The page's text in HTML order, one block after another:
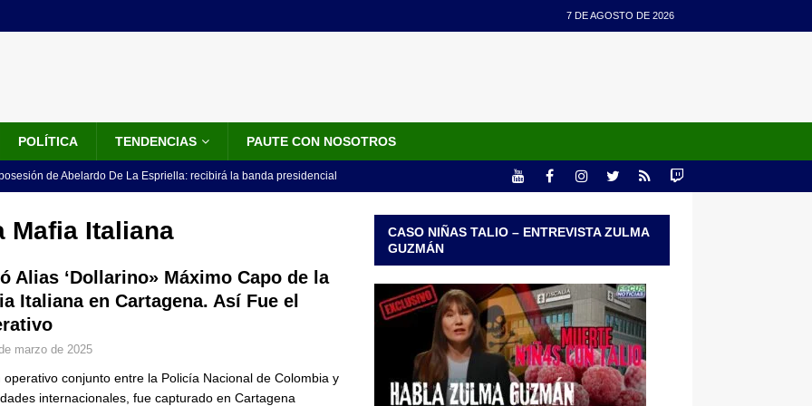
7 DE AGOSTO DE 2026
POLÍTICA TENDENCIAS PAUTE CON NOSOTROS
de Abelardo De La Espriella: recibirá la banda presidencial
no asistirá a la posesión de Abelardo de la Espriella y llama a
LO ÚLTIMO
detrás de la banda presidencial que portará Abelardo De La
de un sastre colombiano reconocido en el mundo
Fiscalía amplía investigación por presunto lavado de activos y
Mafia Italiana
Alias ‘Dollarino» Máximo Capo de la
Italiana en Cartagena. Así Fue el
marzo de 2025
operativo conjunto entre la Policía Nacional de Colombia y
internacionales, fue capturado en Cartagena
CASO NIÑAS TALIO – ENTREVISTA ZULMA
GUZMÁN